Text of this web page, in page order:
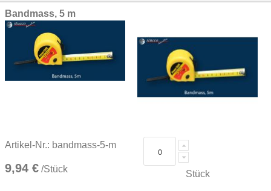
Bandmass, 5 m
Artikel-Nr.: bandmass-5-m
9,94 € /Stück Stück